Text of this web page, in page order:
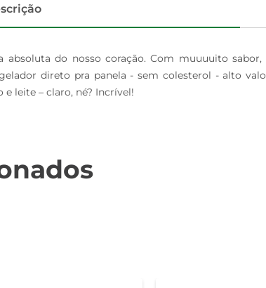
absoluta do nosso coração. Com muuuuito
direto pra panela - sem colesterol - alto
leite – claro, né? Incrível!